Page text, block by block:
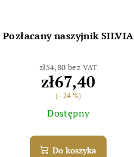
Pozłacany naszyjnik SILVIA
zł54,80 bez VAT
zł67,40
(–24 %)
Dostępny
Do koszyka